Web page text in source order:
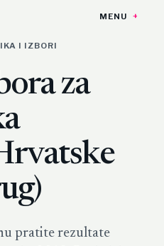
MENU
I IZBORI
za
pratite rezultate